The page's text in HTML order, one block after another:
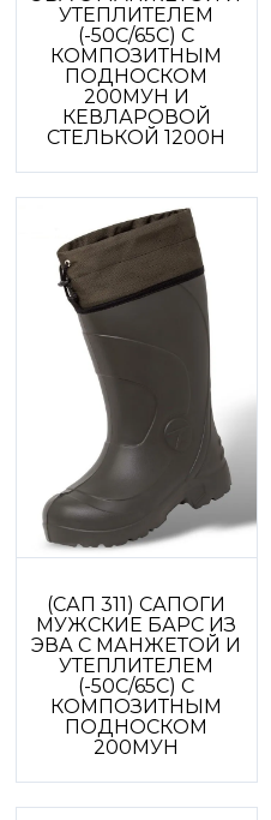
УТЕПЛИТЕЛЕМ
(-50С/65С) С
КОМПОЗИТНЫМ
ПОДНОСКОМ
200МУН И
КЕВЛАРОВОЙ
СТЕЛЬКОЙ 1200Н
(САП 311) САПОГИ
МУЖСКИЕ БАРС ИЗ
ЭВА С МАНЖЕТОЙ И
УТЕПЛИТЕЛЕМ
(-50С/65С) С
КОМПОЗИТНЫМ
ПОДНОСКОМ
200МУН